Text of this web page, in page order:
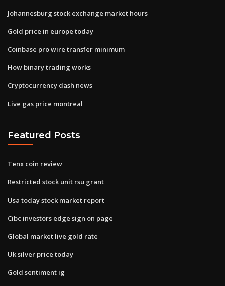
Johannesburg stock exchange market hours
Gold price in europe today
Coinbase pro wire transfer minimum
How binary trading works
Cryptocurrency dash news
Live gas price montreal
Featured Posts
Tenx coin review
Restricted stock unit rsu grant
Usa today stock market report
Cibc investors edge sign on page
Global market live gold rate
Uk silver price today
Gold sentiment ig